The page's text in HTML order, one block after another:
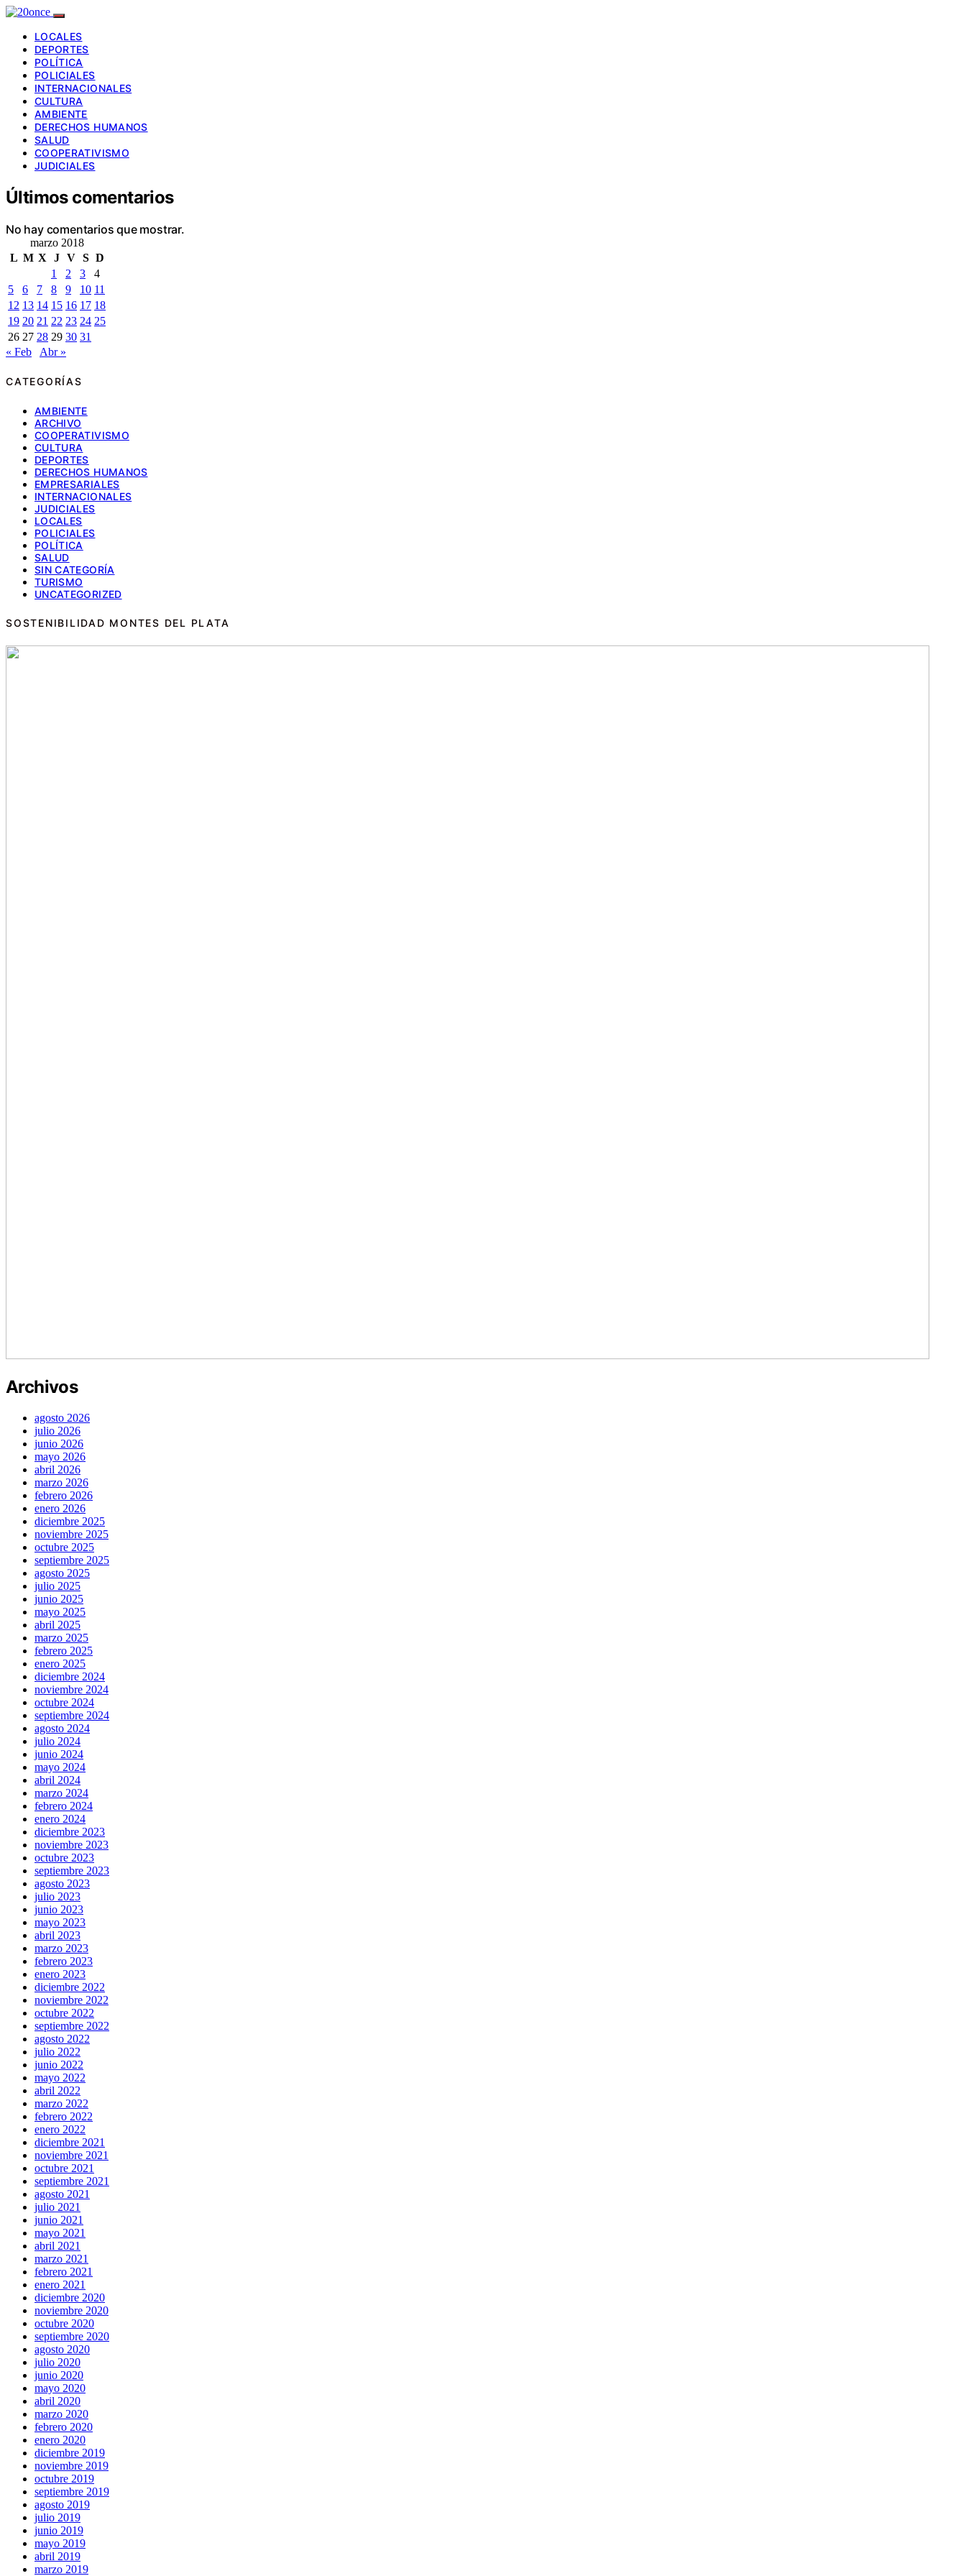
LOCALES
DEPORTES
POLÍTICA
POLICIALES
INTERNACIONALES
CULTURA
AMBIENTE
DERECHOS HUMANOS
SALUD
COOPERATIVISMO
JUDICIALES
Últimos comentarios
No hay comentarios que mostrar.
marzo 2018
L M X J V S D
1
2 3
4
5
6 7 8 9 10 11
12 13 14 15 16 17 18
19 20 21 22 23 24 25
26 27 28 29 30 31
« Feb
Abr »
CATEGORÍAS
AMBIENTE
ARCHIVO
COOPERATIVISMO
CULTURA
DEPORTES
DERECHOS HUMANOS
EMPRESARIALES
INTERNACIONALES
JUDICIALES
LOCALES
POLICIALES
POLÍTICA
SALUD
SIN CATEGORÍA
TURISMO
UNCATEGORIZED
SOSTENIBILIDAD MONTES DEL PLATA
Archivos
agosto 2026
julio 2026
junio 2026
mayo 2026
abril 2026
marzo 2026
febrero 2026
enero 2026
diciembre 2025
noviembre 2025
octubre 2025
septiembre 2025
agosto 2025
julio 2025
junio 2025
mayo 2025
abril 2025
marzo 2025
febrero 2025
enero 2025
diciembre 2024
noviembre 2024
octubre 2024
septiembre 2024
agosto 2024
julio 2024
junio 2024
mayo 2024
abril 2024
marzo 2024
febrero 2024
enero 2024
diciembre 2023
noviembre 2023
octubre 2023
septiembre 2023
agosto 2023
julio 2023
junio 2023
mayo 2023
abril 2023
marzo 2023
febrero 2023
enero 2023
diciembre 2022
noviembre 2022
octubre 2022
septiembre 2022
agosto 2022
julio 2022
junio 2022
mayo 2022
abril 2022
marzo 2022
febrero 2022
enero 2022
diciembre 2021
noviembre 2021
octubre 2021
septiembre 2021
agosto 2021
julio 2021
junio 2021
mayo 2021
abril 2021
marzo 2021
febrero 2021
enero 2021
diciembre 2020
noviembre 2020
octubre 2020
septiembre 2020
agosto 2020
julio 2020
junio 2020
mayo 2020
abril 2020
marzo 2020
febrero 2020
enero 2020
diciembre 2019
noviembre 2019
octubre 2019
septiembre 2019
agosto 2019
julio 2019
junio 2019
mayo 2019
abril 2019
marzo 2019